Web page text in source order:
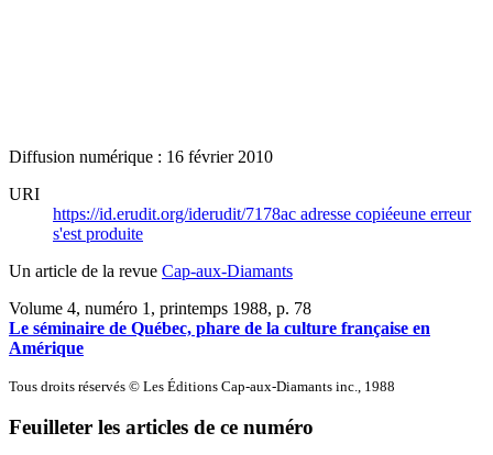
Diffusion numérique : 16 février 2010
URI
https://id.erudit.org/iderudit/7178ac adresse copiéeune erreur
s'est produite
Un article de la revue Cap-aux-Diamants
Volume 4, numéro 1, printemps 1988, p. 78
Le séminaire de Québec, phare de la culture française en
Amérique
Tous droits réservés © Les Éditions Cap-aux-Diamants inc., 1988
Feuilleter les articles de ce numéro